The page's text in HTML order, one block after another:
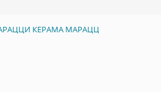
КЕРАМА МАРАЦЦИ